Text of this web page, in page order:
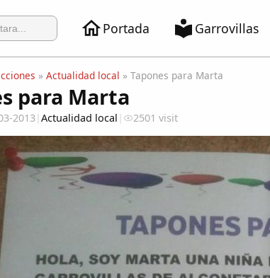
Portada Garrovillas
» Actualidad local » Tapones para Marta
para Marta
2013| Actualidad local | 2501 visit